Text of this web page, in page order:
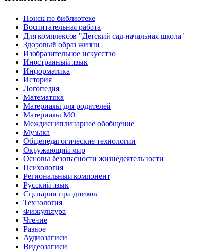
Поиск по библиотеке
Воспитательная работа
Для комплексов "Детский сад-начальная школа"
Здоровый образ жизни
Изобразительное искусство
Иностранный язык
Информатика
История
Логопедия
Математика
Материалы для родителей
Материалы МО
Междисциплинарное обобщение
Музыка
Общепедагогические технологии
Окружающий мир
Основы безопасности жизнедеятельности
Психология
Региональный компонент
Русский язык
Сценарии праздников
Технология
Физкультура
Чтение
Разное
Аудиозаписи
Видеозаписи